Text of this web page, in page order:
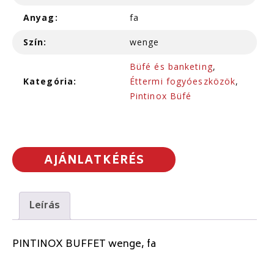
Anyag: fa
Szín: wenge
Kategória:
Büfé és banketing,
Éttermi fogyóeszközök,
Pintinox Büfé
AJÁNLATKÉRÉS
Leírás
PINTINOX BUFFET wenge, fa